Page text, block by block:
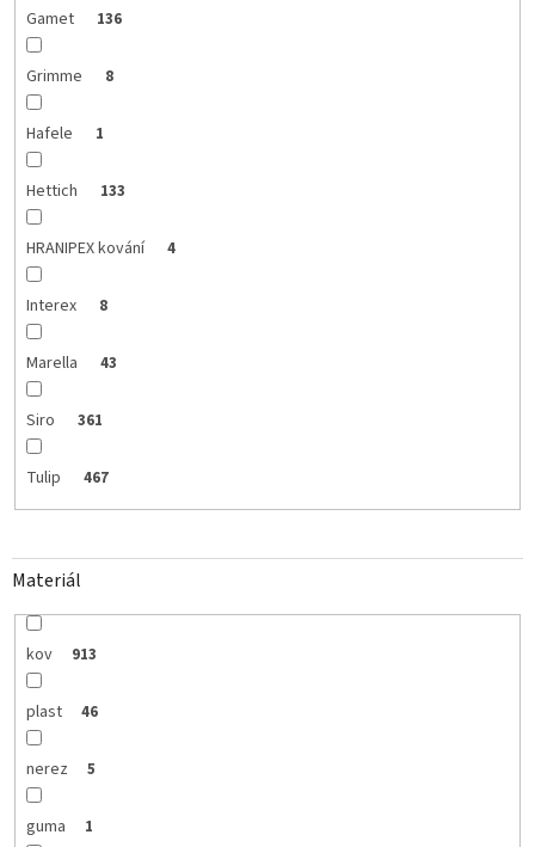
Gamet 136
Grimme 8
Hafele 1
Hettich 133
HRANIPEX kování 4
Interex 8
Marella 43
Siro 361
Tulip 467
Materiál
kov 913
plast 46
nerez 5
guma 1